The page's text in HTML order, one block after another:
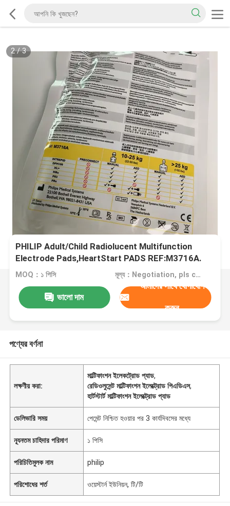
2/3
PHILIP Adult/Child Radiolucent Multifunction
Electrode Pads,HeartStart PADS REF:M3716A.
এইচটিএমএল-এডিএস-এডিএস-এডিএস-এডিএস-এডিএস-এডিএস-
এডিএস-এডিএস-এডিএস-এডিএস-এডিএস-এডিএস
MOQ：১ পিসি মূল্য：Negotiation, pls contact me
ভালো দাম
আমাদের সাথে যোগাযোগ
করুন
পণ্যের বর্ণনা
লক্ষণীয় করা:
মাল্টিফাংশন ইলেকট্রোড প্যাড,
রেডিওলুসেন্ট মাল্টিফাংশন ইলেক্ট্রোড পিএডিএস,
হার্টস্টার্ট মাল্টিফাংশন ইলেক্ট্রোড প্যাড
ডেলিভারি সময় পেমেন্ট নিশ্চিত হওয়ার পর 3 কার্যদিবসের মধ্যে
ন্যূনতম চাহিদার পরিমাণ ১ পিসি
পরিচিতিমুলক নাম philip
পরিশোধের শর্ত ওয়েস্টার্ন ইউনিয়ন, টি/টি